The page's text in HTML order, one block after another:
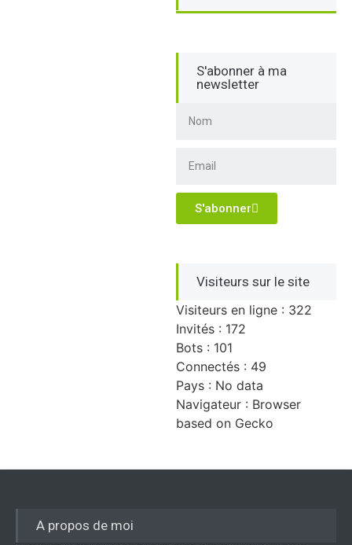
S'abonner à ma
newsletter
S'abonner
Visiteurs sur le site
Visiteurs en ligne : 322
Invités : 172
Bots : 101
Connectés : 49
Pays : No data
Navigateur : Browser
based on Gecko
A propos de moi